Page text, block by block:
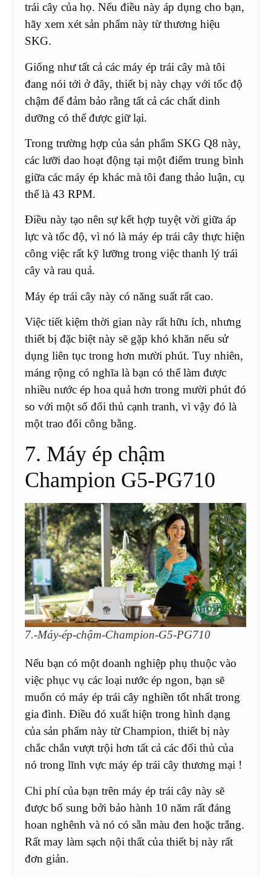
trái cây của họ. Nếu điều này áp dụng cho bạn,
hãy xem xét sản phẩm này từ thương hiệu
SKG.
Giống như tất cả các máy ép trái cây mà tôi
đang nói tới ở đây, thiết bị này chạy với tốc độ
chậm để đảm bảo rằng tất cả các chất dinh
dưỡng có thể được giữ lại.
Trong trường hợp của sản phẩm SKG Q8 này,
các lưỡi dao hoạt động tại một điểm trung bình
giữa các máy ép khác mà tôi đang thảo luận, cụ
thể là 43 RPM.
Điều này tạo nên sự kết hợp tuyệt vời giữa áp
lực và tốc độ, vì nó là máy ép trái cây thực hiện
công việc rất kỹ lưỡng trong việc thanh lý trái
cây và rau quả.
Máy ép trái cây này có năng suất rất cao.
Việc tiết kiệm thời gian này rất hữu ích, nhưng
thiết bị đặc biệt này sẽ gặp khó khăn nếu sử
dụng liên tục trong hơn mười phút. Tuy nhiên,
máng rộng có nghĩa là bạn có thể làm được
nhiều nước ép hoa quả hơn trong mười phút đó
so với một số đối thủ cạnh tranh, vì vậy đó là
một trao đổi công bằng.
7. Máy ép chậm
Champion G5-PG710
7.-Máy-ép-chậm-Champion-G5-PG710
Nếu bạn có một doanh nghiệp phụ thuộc vào
việc phục vụ các loại nước ép ngon, bạn sẽ
muốn có máy ép trái cây nghiền tốt nhất trong
gia đình. Điều đó xuất hiện trong hình dạng
của sản phẩm này từ Champion, thiết bị này
chắc chắn vượt trội hơn tất cả các đối thủ của
nó trong lĩnh vực máy ép trái cây thương mại !
Chi phí của bạn trên máy ép trái cây này sẽ
được bổ sung bởi bảo hành 10 năm rất đáng
hoan nghênh và nó có sẵn màu đen hoặc trắng.
Rất may làm sạch nội thất của thiết bị này rất
đơn giản.